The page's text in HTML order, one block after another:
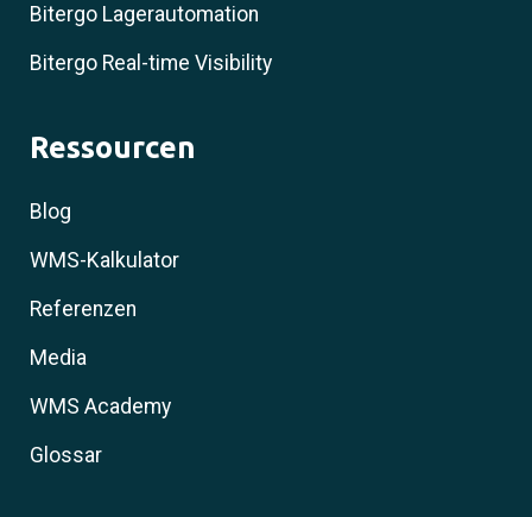
Bitergo Lagerautomation
Bitergo Real-time Visibility
Ressourcen
Blog
WMS-Kalkulator
Referenzen
Media
WMS Academy
Glossar